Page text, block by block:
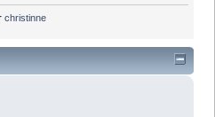
christinne